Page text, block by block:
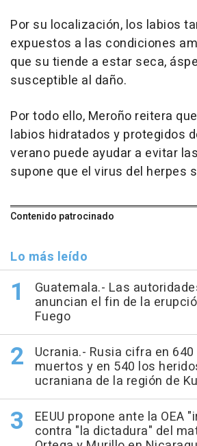
Por su localización, los labios
expuestos a las condiciones
que su tiende a estar seca,
susceptible al daño.
Por todo ello, Meroño reitera
labios hidratados y protegidos
verano puede ayudar a evitar
supone que el virus del herpes
Contenido patrocinado
Lo más leído
Guatemala.- Las
anuncian el fin de la
Fuego
Ucrania.- Rusia cifra en
muertos y en 540 los
ucraniana de la región de
EEUU propone ante la OEA
contra "la dictadura" del